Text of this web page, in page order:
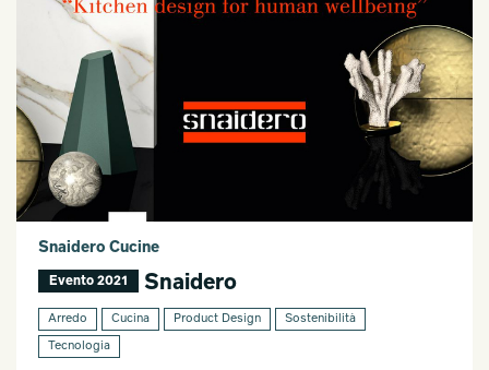
Snaidero Cucine
Evento 2021 Snaidero
Arredo Cucina Product Design Sostenibilità
Tecnologia